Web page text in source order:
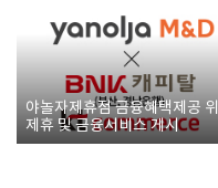
야놀자제휴점 금융혜택제공
제휴 및 금융서비스 게시